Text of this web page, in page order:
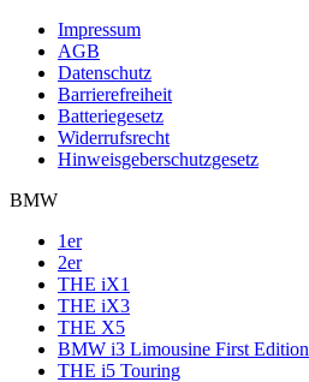
Impressum
AGB
Datenschutz
Barrierefreiheit
Batteriegesetz
Widerrufsrecht
Hinweisgeberschutzgesetz
BMW
1er
2er
THE iX1
THE iX3
THE X5
BMW i3 Limousine First Edition
THE i5 Touring